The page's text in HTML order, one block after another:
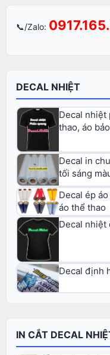
📞/Zalo:
DECAL NHIỆT
Decal nhiệt
thao, áo
Decal in
tối sáng
Decal ép
áo thể thao
Decal nhiệt
Decal định
IN CẮT DECAL